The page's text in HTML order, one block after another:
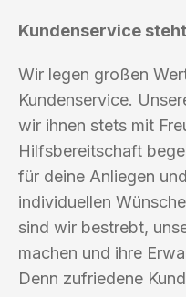
Kundenservice
Wir legen großen
Kundenservice.
wir ihnen stets mit
Hilfsbereitschaft
für deine Anliegen
individuellen
sind wir bestrebt,
machen und ihre
Denn zufriedene